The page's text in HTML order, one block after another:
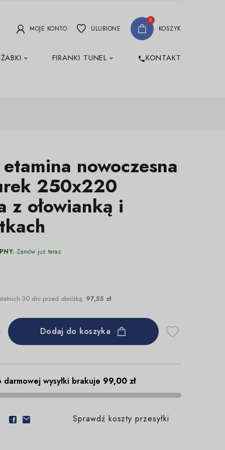
MOJE KONTO ULUBIONE
0
KOSZYK
FIRANKI TUNEL phoneKONTAKT
nowoczesna
250x220
z ołowianką i
Zamów już teraz
30 dni przed obniżką: 97,55 zł
Dodaj do koszyka
darmowej wysyłki brakuje 99,00 zł
Sprawdź koszty przesyłki